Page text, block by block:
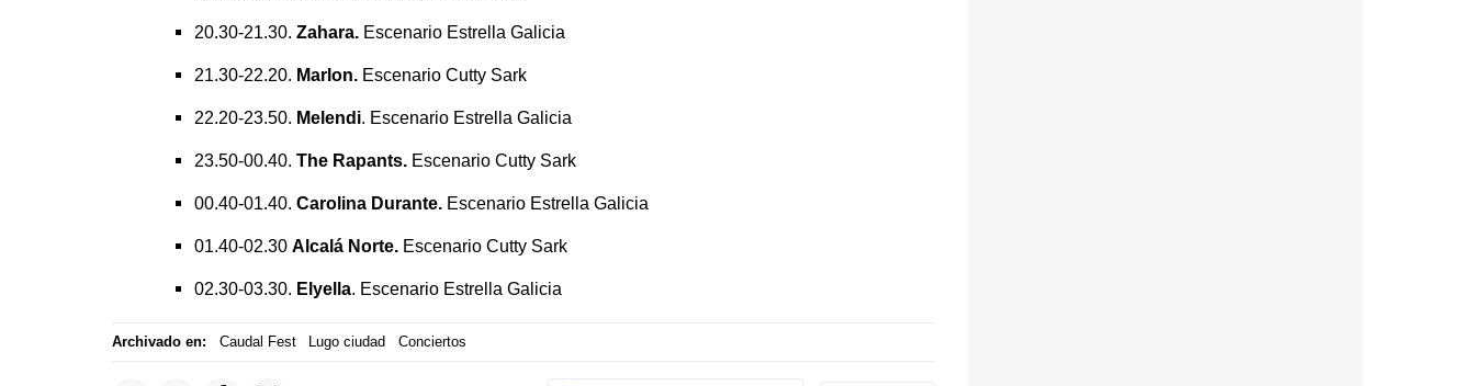
20.30-21.30. Zahara. Escenario Estrella Galicia
21.30-22.20. Marlon. Escenario Cutty Sark
22.20-23.50. Melendi . Escenario Estrella Galicia
23.50-00.40. The Rapants. Escenario Cutty Sark
00.40-01.40. Carolina Durante. Escenario Estrella Galicia
01.40-02.30 Alcalá Norte. Escenario Cutty Sark
02.30-03.30. Elyella . Escenario Estrella Galicia
Archivado en: Caudal Fest Lugo ciudad Conciertos